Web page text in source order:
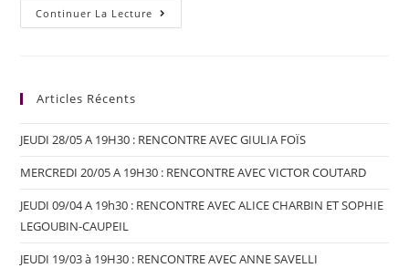
Continuer La Lecture
Articles Récents
JEUDI 28/05 A 19H30 : RENCONTRE AVEC GIULIA FOÏS
MERCREDI 20/05 A 19H30 : RENCONTRE AVEC VICTOR COUTARD
JEUDI 09/04 A 19h30 : RENCONTRE AVEC ALICE CHARBIN ET SOPHIE
LEGOUBIN-CAUPEIL
JEUDI 19/03 à 19H30 : RENCONTRE AVEC ANNE SAVELLI